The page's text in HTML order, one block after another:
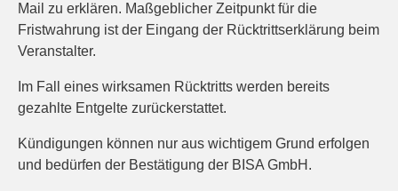
Mail zu erklären. Maßgeblicher Zeitpunkt für die
Fristwahrung ist der Eingang der Rücktrittserklärung beim
Veranstalter.
Im Fall eines wirksamen Rücktritts werden bereits
gezahlte Entgelte zurückerstattet.
Kündigungen können nur aus wichtigem Grund erfolgen
und bedürfen der Bestätigung der BISA GmbH.